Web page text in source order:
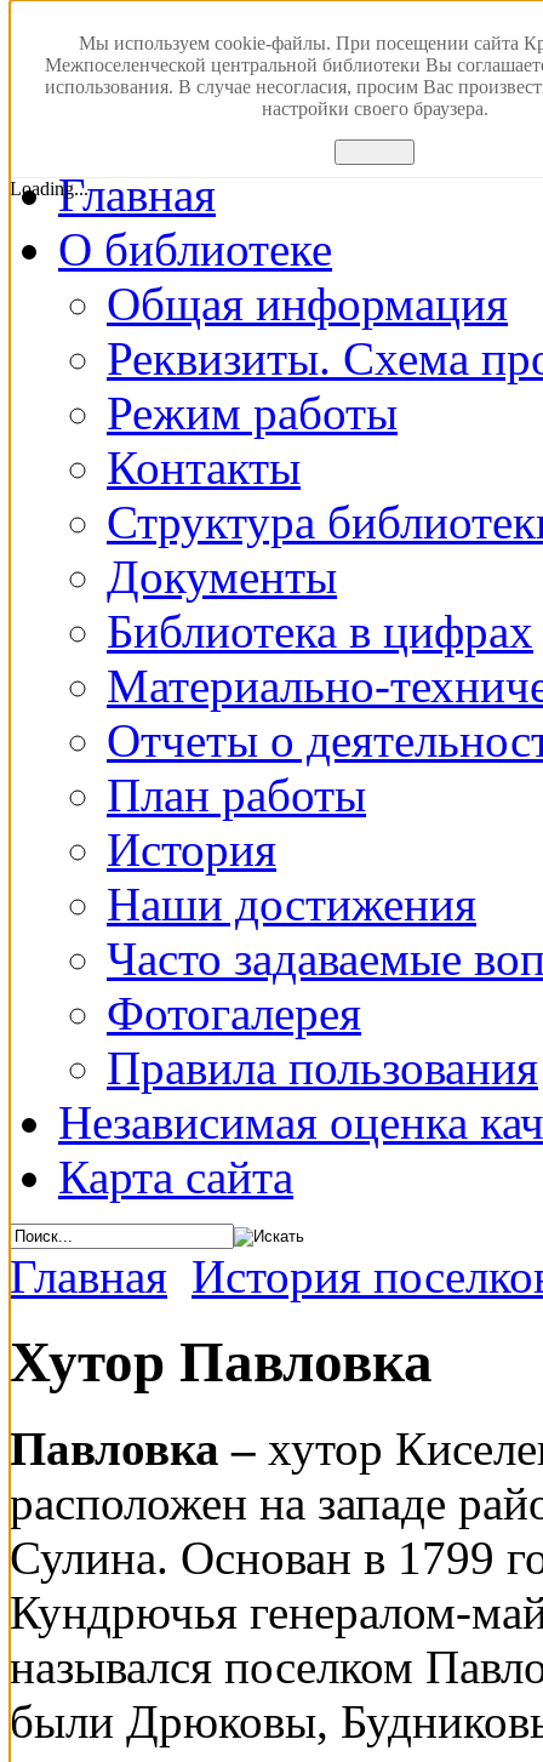
Мы используем cookie-файлы. При посещении сайта
Межпоселенческой центральной библиотеки Вы
использования. В случае несогласия, просим Вас
настройки своего браузера.
Loading...
Версия для
ПОИСК В
Главная
О библиотеке
Общая информация
Реквизиты. Схема
Режим работы
Контакты
Структура
Документы
Библиотека в цифрах
Материально-
Отчеты о
План работы
История
Наши достижения
Часто задаваемые
Фотогалерея
Правила пользования
Независимая оценка
Карта сайта
Главная История
Хутор Павловка
Павловка – хутор
расположен на западе
Сулина. Основан в 1799
Кундрючья генералом-
назывался поселком
были Дрюковы,